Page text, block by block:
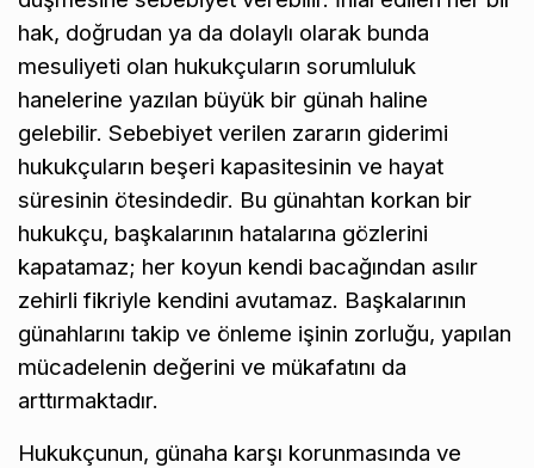
hak, doğrudan ya da dolaylı olarak bunda
mesuliyeti olan hukukçuların sorumluluk
hanelerine yazılan büyük bir günah haline
gelebilir. Sebebiyet verilen zararın giderimi
hukukçuların beşeri kapasitesinin ve hayat
süresinin ötesindedir. Bu günahtan korkan bir
hukukçu, başkalarının hatalarına gözlerini
kapatamaz; her koyun kendi bacağından asılır
zehirli fikriyle kendini avutamaz. Başkalarının
günahlarını takip ve önleme işinin zorluğu, yapılan
mücadelenin değerini ve mükafatını da
arttırmaktadır.
Hukukçunun, günaha karşı korunmasında ve